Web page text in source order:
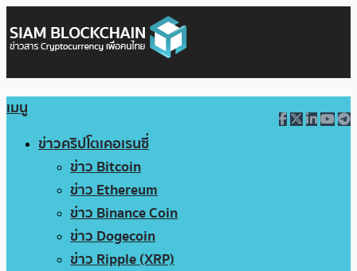
เมนู
ข่าวคริปโตเคอเรนซี่
ข่าว Bitcoin
ข่าว Ethereum
ข่าว Binance Coin
ข่าว Dogecoin
ข่าว Ripple (XRP)